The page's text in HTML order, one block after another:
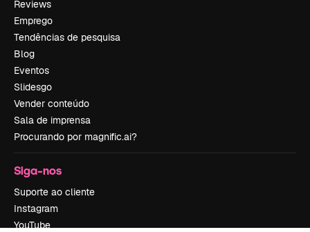
Reviews
Emprego
Tendências de pesquisa
Blog
Eventos
Slidesgo
Vender conteúdo
Sala de imprensa
Procurando por magnific.ai?
Siga-nos
Suporte ao cliente
Instagram
YouTube